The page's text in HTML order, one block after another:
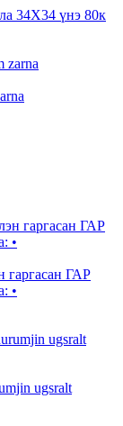
34Х34 үнэ 80к
ГАР
•
ugsralt